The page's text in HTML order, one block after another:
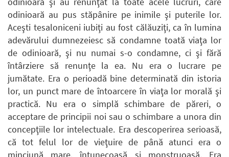
odinioară au pus stăpânire pe inimile şi puterile lor.
Aceşti tesaloniceni iubiţi au fost călăuziţi, ca în lumina
adevărului dumnezeiesc să condamne toată viaţa lor
de odinioară, şi nu numai s-o condamne, ci şi fără
întârziere să renunţe la ea. Nu era o lucrare pe
jumătate. Era o perioadă bine determinată din istoria
lor, un punct mare de întoarcere în viaţa lor morală şi
practică. Nu era o simplă schimbare de păreri, o
acceptare de principii noi sau o schimbare a unora din
concepţiile lor intelectuale. Era descoperirea serioasă,
că tot felul lor de vieţuire de până atunci era o